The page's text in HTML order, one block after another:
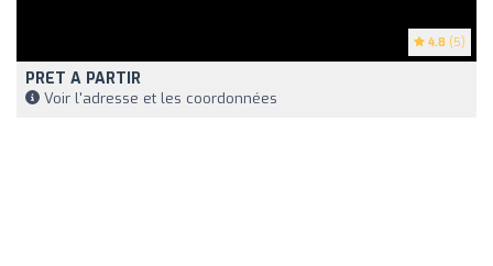
4.8 (5)
PRET A PARTIR
Voir l'adresse et les coordonnées